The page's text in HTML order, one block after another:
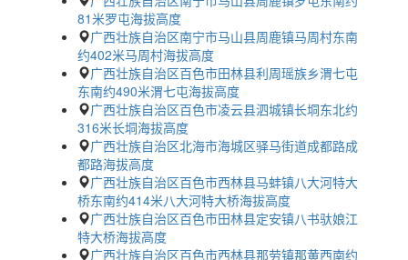
81米罗屯海拔高度
广西壮族自治区南宁市马山县周鹿镇马周村东南
约402米马周村海拔高度
广西壮族自治区百色市田林县利周瑶族乡渭七屯
东南约490米渭七屯海拔高度
广西壮族自治区百色市凌云县泗城镇长垌东北约
316米长垌海拔高度
广西壮族自治区北海市海城区驿马街道成都路成
都路海拔高度
广西壮族自治区百色市西林县马蚌镇八大河特大
桥东南约414米八大河特大桥海拔高度
广西壮族自治区百色市田林县定安镇八书驮娘江
特大桥海拔高度
广西壮族自治区百色市西林县那劳镇那黄西南约